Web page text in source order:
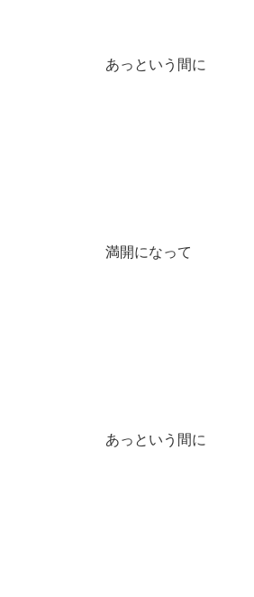
あっという間に
満開になって
あっという間に